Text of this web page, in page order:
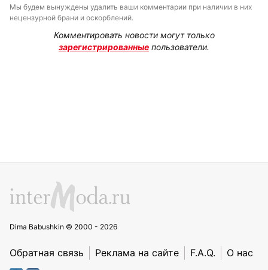
Мы будем вынуждены удалить ваши комментарии при наличии в них
нецензурной брани и оскорблений.
Комментировать новости могут только
зарегистрированные пользователи.
Dima Babushkin © 2000 - 2026
Обратная связь Реклама на сайте F.A.Q. О нас